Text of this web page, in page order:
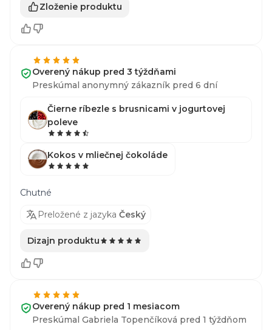
Zloženie produktu
Overený nákup pred 3 týždňami
Preskúmal anonymný zákazník pred 6 dní
Čierne ríbezle s brusnicami v jogurtovej
poleve
Kokos v mliečnej čokoláde
Chutné
Preložené z jazyka Český
Dizajn produktu
Overený nákup pred 1 mesiacom
Preskúmal Gabriela Topenčíková pred 1 týždňom